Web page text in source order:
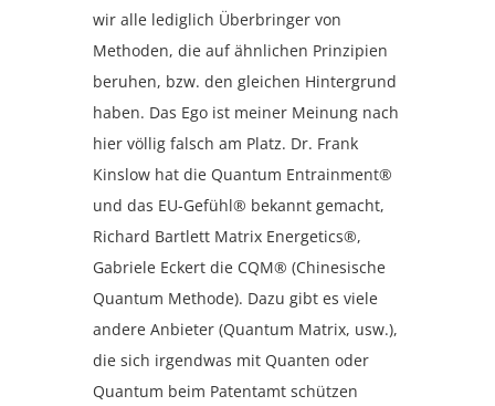
wir alle lediglich Überbringer von
Methoden, die auf ähnlichen Prinzipien
beruhen, bzw. den gleichen Hintergrund
haben. Das Ego ist meiner Meinung nach
hier völlig falsch am Platz. Dr. Frank
Kinslow hat die Quantum Entrainment®
und das EU-Gefühl® bekannt gemacht,
Richard Bartlett Matrix Energetics®,
Gabriele Eckert die CQM® (Chinesische
Quantum Methode). Dazu gibt es viele
andere Anbieter (Quantum Matrix, usw.),
die sich irgendwas mit Quanten oder
Quantum beim Patentamt schützen